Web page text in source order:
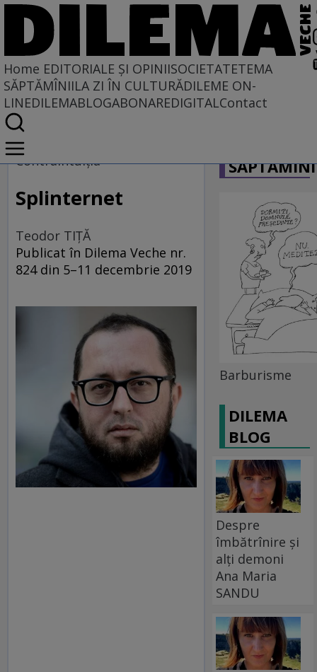
Home EDITORIALE ȘI OPINIISOCIETATETEMA
SĂPTĂMÎNIILA ZI ÎN CULTURĂDILEME ON-
LINEDILEMABLOGABONAREDIGITALContact
Home
EDITORIALE ȘI OPINII
PE CE LUME TRĂIM
Contraintuiţia
Splinternet
Teodor TIŢĂ
Publicat în Dilema Veche nr.
824 din 5–11 decembrie 2019
Barburisme
DILEMA
BLOG
Despre
îmbătrînire și
alți demoni
Ana Maria
SANDU